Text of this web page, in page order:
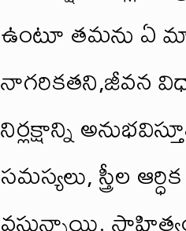
ఉంటూ తమను ఏ
నాగరికతని,జీవన
నిర్లక్షాన్ని
సమస్యలు, స్త్రీల